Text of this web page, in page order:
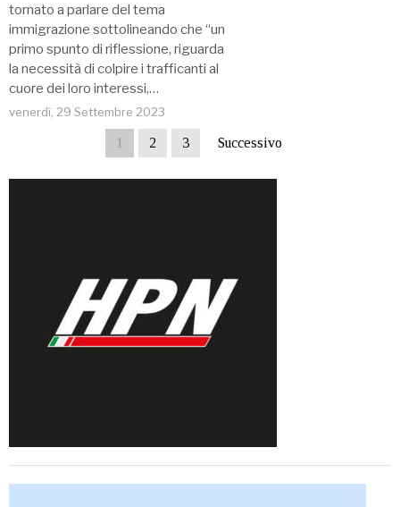
tornato a parlare del tema
immigrazione sottolineando che “un
primo spunto di riflessione, riguarda
la necessità di colpire i trafficanti al
cuore dei loro interessi,…
venerdì, 29 Settembre 2023
1 2 3 Successivo